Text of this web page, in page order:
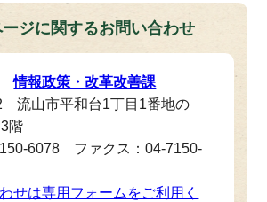
ジに関するお問い合わせ
情報政策・改革改善課
流山市平和台1丁目1番地の
階
6078 ファクス：04-7150-
せは専用フォームをご利用く